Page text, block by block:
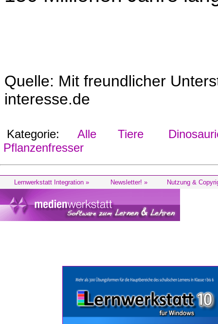
Quelle: Mit freundlicher
interesse.de
Kategorie: Alle Tiere
Pflanzenfresser
Lernwerkstatt Integration » Newsletter! » Nutzung &